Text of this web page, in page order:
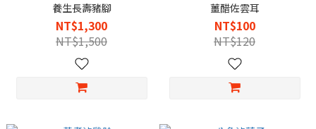
養生長壽豬腳
NT$1,300
NT$1,500
薑醋佐雲耳
NT$100
NT$120